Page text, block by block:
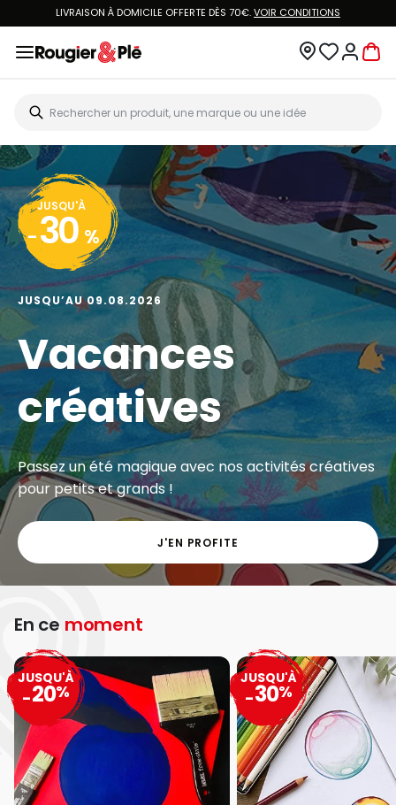
LIVRAISON À DOMICILE OFFERTE DÈS 70€.VOIR CONDITIONS
JUSQU'À
- 30 %
JUSQU’AU 09.08.2026
Vacances
créatives
Passez un été magique avec nos activités créatives
pour petits et grands !
J'EN PROFITE
En ce moment
JUSQU'À
-20%
JUSQU'À
-30%